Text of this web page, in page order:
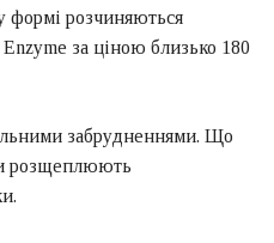
формі розчиняються
за ціною близько 180
забрудненнями. Що
розщеплюють